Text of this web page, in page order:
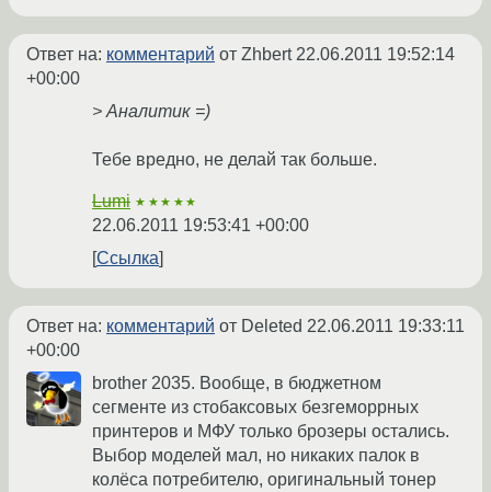
Ответ на: комментарий от Zhbert 22.06.2011 19:52:14
+00:00
> Аналитик =)
Тебе вредно, не делай так больше.
Lumi ★★★★★
22.06.2011 19:53:41 +00:00
Ссылка
Ответ на: комментарий от Deleted 22.06.2011 19:33:11
+00:00
brother 2035. Вообще, в бюджетном
сегменте из стобаксовых безгеморрных
принтеров и МФУ только брозеры остались.
Выбор моделей мал, но никаких палок в
колёса потребителю, оригинальный тонер